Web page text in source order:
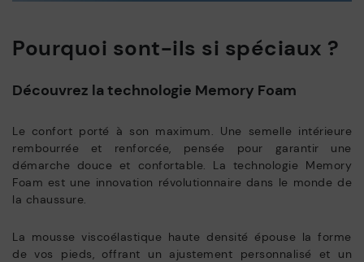
Pourquoi sont-ils si spéciaux ?
Découvrez la technologie Memory Foam
Le confort porté à son maximum. Une semelle intérieure
rembourrée et renforcée, pensée pour garantir une
démarche douce et confortable. La technologie Memory
Foam est une innovation révolutionnaire dans le monde de
la chaussure.
La mousse viscoélastique haute densité épouse la forme
de vos pieds, offrant un ajustement personnalisé et un